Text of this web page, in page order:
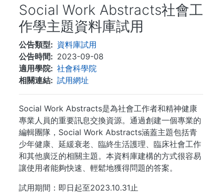
結
Social Work Abstracts社會工
作學主題資料庫試用
公告類型
資料庫試用
公告時間
2023-09-08
適用學院
社會科學院
相關連結
試用網址
Social Work Abstracts是為社會工作者和精神健康
專業人員的重要訊息交換資源。通過創建一個專業的
編輯團隊，Social Work Abstracts涵蓋主題包括青
少年健康、延緩衰老、臨終生活護理、臨床社會工作
和其他廣泛的相關主題。本資料庫建構的方式很容易
讓使用者能夠快速、輕鬆地獲得問題的答案。
試用期間：即日起至2023.10.31止